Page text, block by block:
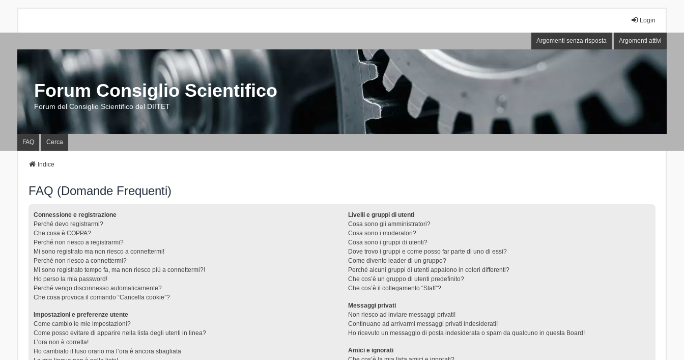
Login
Argomenti senza risposta Argomenti attivi
Forum Consiglio Scientifico
Forum del Consiglio Scientifico del DIITET
FAQ Cerca
Indice
FAQ (Domande Frequenti)
Connessione e registrazione
Perché devo registrarmi?
Che cosa è COPPA?
Perché non riesco a registrarmi?
Mi sono registrato ma non riesco a connettermi!
Perché non riesco a connettermi?
Mi sono registrato tempo fa, ma non riesco più a connettermi?!
Ho perso la mia password!
Perché vengo disconnesso automaticamente?
Che cosa provoca il comando “Cancella cookie”?
Impostazioni e preferenze utente
Come cambio le mie impostazioni?
Come posso evitare di apparire nella lista degli utenti in linea?
L’ora non è corretta!
Ho cambiato il fuso orario ma l’ora è ancora sbagliata
Livelli e gruppi di utenti
Cosa sono gli amministratori?
Cosa sono i moderatori?
Cosa sono i gruppi di utenti?
Dove trovo i gruppi e come posso far parte di uno di essi?
Come divento leader di un gruppo?
Perché alcuni gruppi di utenti appaiono in colori differenti?
Che cos’è un gruppo di utenti predefinito?
Che cos’è il collegamento “Staff”?
Messaggi privati
Non riesco ad inviare messaggi privati!
Continuano ad arrivarmi messaggi privati indesiderati!
Ho ricevuto un messaggio di posta indesiderata o spam da qualcuno in questa Board!
Amici e ignorati